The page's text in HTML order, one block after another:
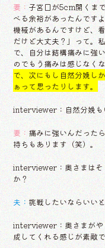
妻： 子宮口が5cm開くま
べる余裕があったんです
機械があるんですけど、
だけど大丈夫？」って。
で、自分は結構痛みに強
のでもう痛みは感じなく
で、次にもし自然分娩し
ぁって思ったりします。
interviewer：自然分娩も
妻：痛みに強いんだった
持ちもあります（笑）。
interviewer：奥さまはそ
か？
夫：挑戦したいならいいと
interviewer：奥さまがや
成してくれる感じが素敵で